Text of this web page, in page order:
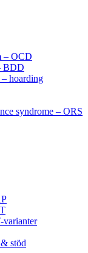
– OCD
BDD
– hoarding
syndrome – ORS
stöd